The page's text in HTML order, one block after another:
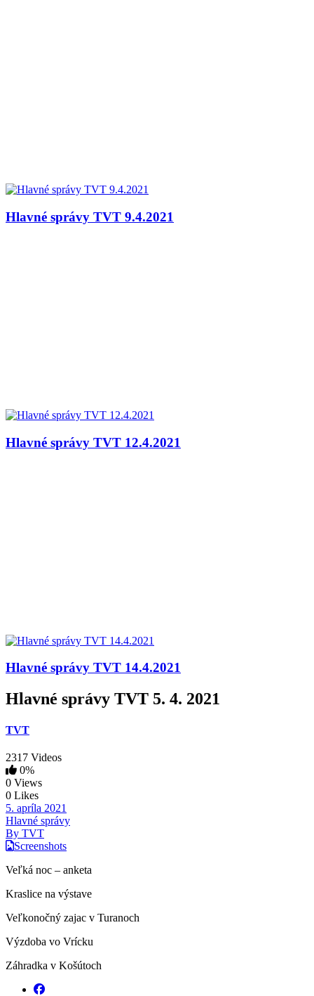
Hlavné správy TVT 9.4.2021
Hlavné správy TVT 12.4.2021
Hlavné správy TVT 14.4.2021
Hlavné správy TVT 5. 4. 2021
TVT
2317 Videos
0%
0 Views
0 Likes
5. apríla 2021
Hlavné správy
By TVT
Screenshots
Veľká noc – anketa
Kraslice na výstave
Veľkonočný zajac v Turanoch
Výzdoba vo Vrícku
Záhradka v Košútoch